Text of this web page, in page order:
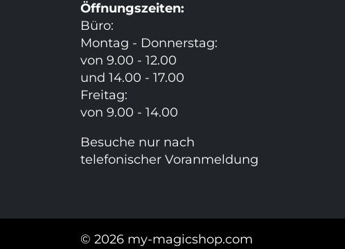
Öffnungszeiten:
Büro:
Montag - Donnerstag:
von 9.00 - 12.00
und 14.00 - 17.00
Freitag:
von 9.00 - 14.00
Besuche nur nach
telefonischer Voranmeldung
© 2026 my-magicshop.com